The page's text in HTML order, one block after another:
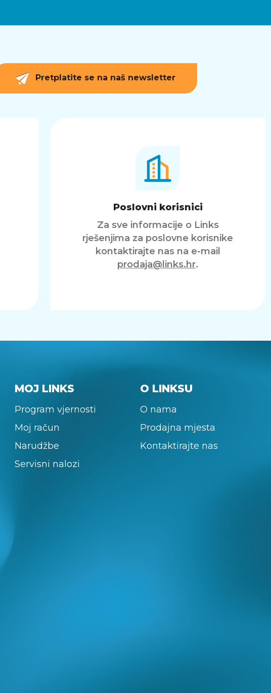
Pretplatite se na naš newsletter
Poslovni korisnici
Za sve informacije o Links
rješenjima za poslovne korisnike
kontaktirajte nas na e-mail
prodaja@links.hr.
MOJ LINKS
Program vjernosti
Moj račun
Narudžbe
Servisni nalozi
O LINKSU
O nama
Prodajna mjesta
Kontaktirajte nas